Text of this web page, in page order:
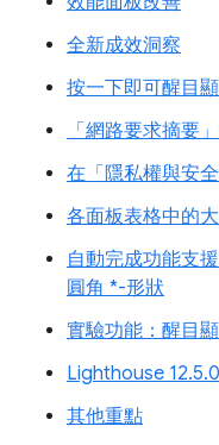
全新成效洞察
按一下即可醒目
「網路要求摘要
在「隱私權與安
各面板表格中的
自動完成功能支
圓角 *-形狀
實驗功能：醒目
Lighthouse 12.5.0
其他重點